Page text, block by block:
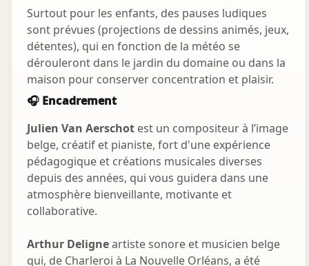
Surtout pour les enfants, des pauses ludiques
sont prévues (projections de dessins animés, jeux,
détentes), qui en fonction de la météo se
dérouleront dans le jardin du domaine ou dans la
maison pour conserver concentration et plaisir.
🎧 Encadrement
Julien Van Aerschot est un compositeur à l’image
belge, créatif et pianiste, fort d'une expérience
pédagogique et créations musicales diverses
depuis des années, qui vous guidera dans une
atmosphère bienveillante, motivante et
collaborative.
Arthur Deligneartiste sonore et musicien belge
qui, de Charleroi à La Nouvelle Orléans, a été